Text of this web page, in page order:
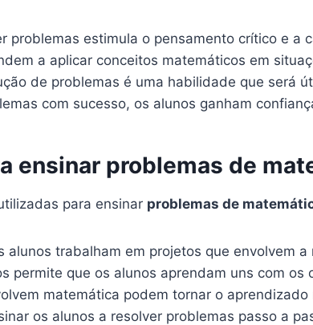
problemas estimula o pensamento crítico e a
a aplicar conceitos matemáticos em
de problemas é uma habilidade que será
com sucesso, os alunos ganham
ensinar problemas de
para ensinar problemas de
alunos trabalham em projetos que envolvem
permite que os alunos aprendam uns com
matemática podem tornar o
os alunos a resolver problemas passo a